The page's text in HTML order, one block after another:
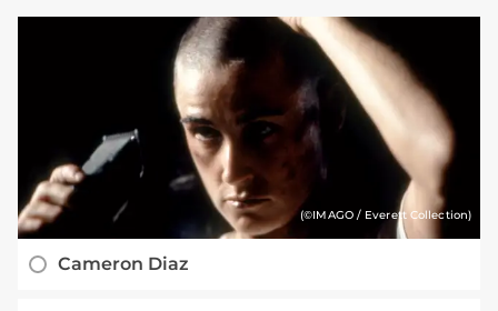
(©IMAGO / Everett Collection)
Cameron Diaz